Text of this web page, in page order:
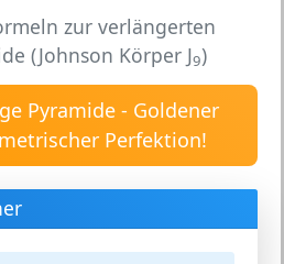
zur verlängerten
(Johnson Körper J9)
Pyramide - Goldener
Perfektion!